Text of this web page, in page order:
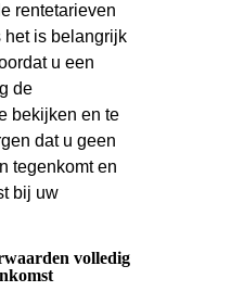
rentetarieven
het is belangrijk
u een
de
bekijken en te
dat u geen
tegenkomt en
bij uw
volledig